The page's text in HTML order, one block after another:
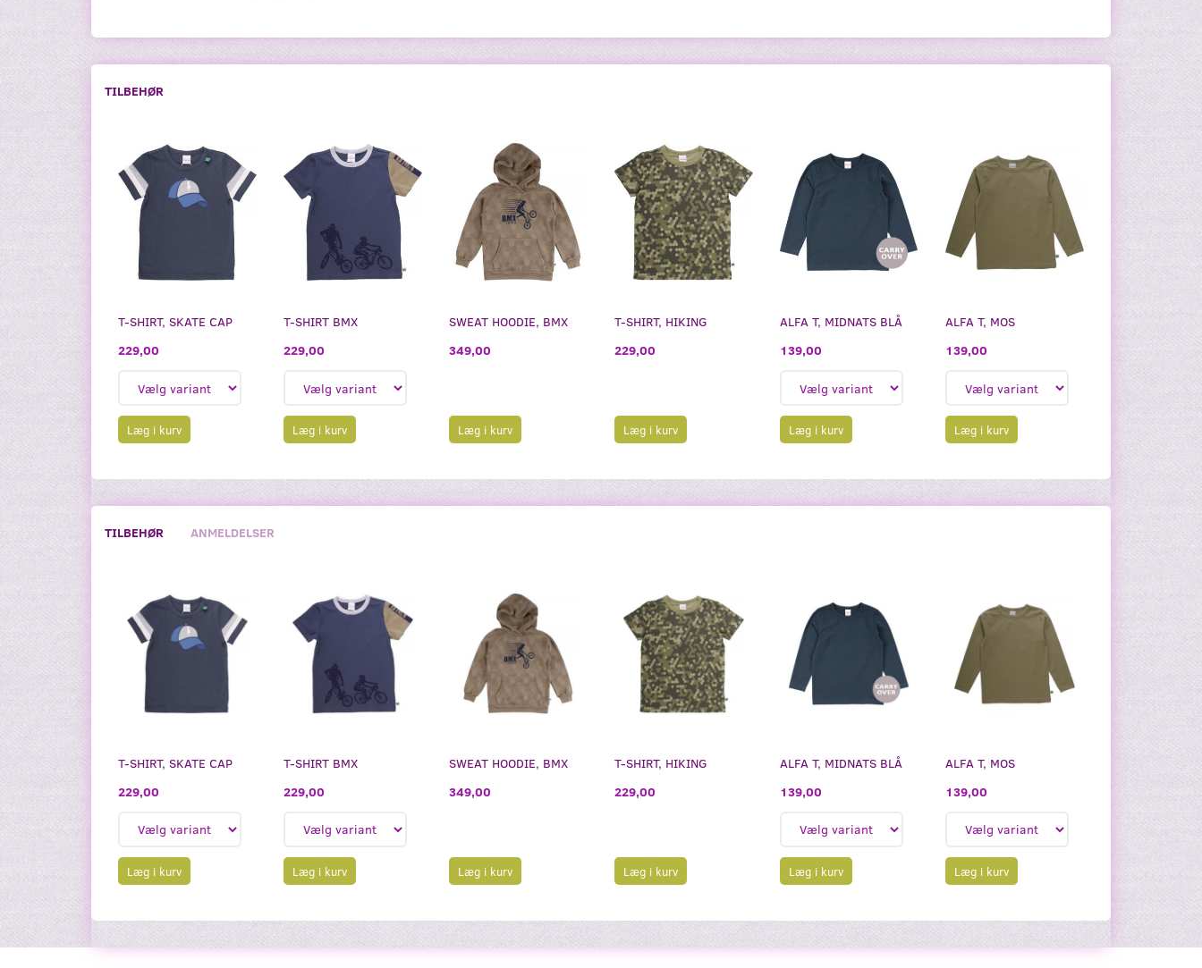
TILBEHØR
T-SHIRT, SKATE CAP
229,00
Læg i kurv
T-SHIRT BMX
229,00
Læg i kurv
SWEAT HOODIE, BMX
349,00
Læg i kurv
T-SHIRT, HIKING
229,00
Læg i kurv
ALFA T, MIDNATS BLÅ
139,00
Læg i kurv
ALFA T, MOS
139,00
Læg i kurv
TILBEHØR ANMELDELSER
T-SHIRT, SKATE CAP
229,00
Læg i kurv
T-SHIRT BMX
229,00
Læg i kurv
SWEAT HOODIE, BMX
349,00
Læg i kurv
T-SHIRT, HIKING
229,00
Læg i kurv
ALFA T, MIDNATS BLÅ
139,00
Læg i kurv
ALFA T, MOS
139,00
Læg i kurv